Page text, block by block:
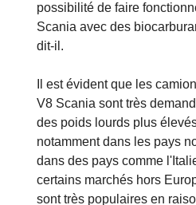
possibilité de faire
Scania avec des
dit-il.
Il est évident que les
V8 Scania sont très
des poids lourds plus
notamment dans les pays
dans des pays comme
certains marchés hors
sont très populaires en